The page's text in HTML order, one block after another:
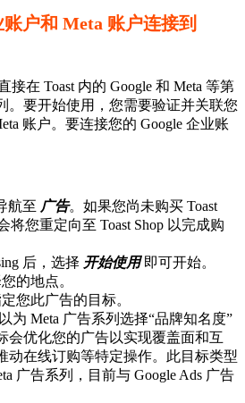
户和 Meta 账户连接到
接在 Toast 内的 Google 和 Meta 等第
。要开始使用，您需要验证并关联您
账户。要连接您的 Google 企业账
航至 广告。如果您尚未购买 Toast
将您重定向至 Toast Shop 以完成购
后，选择 开始使用即可开始。
的地点。
您此广告的目标。
为 Meta 广告系列选择“品牌知名度”
会优化您的广告以实现覆盖面和互
动在线订购等特定操作。此目标类型
广告系列，目前与 Google Ads 广告